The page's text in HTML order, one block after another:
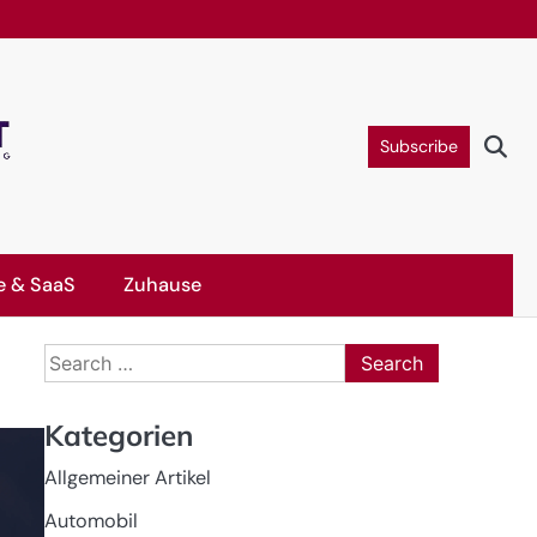
Subscribe
& SaaS Zuhause
Search
for:
Kategorien
Allgemeiner Artikel
Automobil